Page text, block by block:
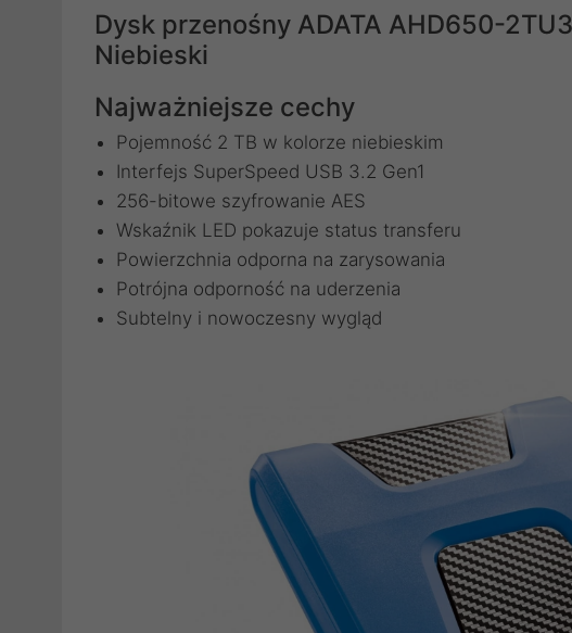
Dysk przenośny ADATA AHD650-
Niebieski
Najważniejsze cechy
Pojemność 2 TB w kolorze niebieskim
Interfejs SuperSpeed USB 3.2 Gen1
256-bitowe szyfrowanie AES
Wskaźnik LED pokazuje status transferu
Powierzchnia odporna na zarysowania
Potrójna odporność na uderzenia
Subtelny i nowoczesny wygląd